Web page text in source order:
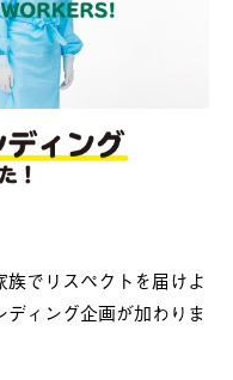
でリスペクトを届けよ
ィング企画が加わりま